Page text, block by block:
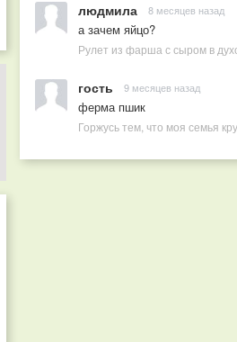
людмила 8 месяцев назад
а зачем яйцо?
Рулет из фарша с сыром в
гость 9 месяцев назад
ферма пшик